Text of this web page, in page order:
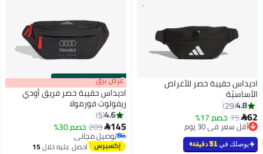
اديداس حقيبة خصر للأغراض
الأساسيّة
4.8
29
62
75 خصم 17%
أقل سعر في 30 يوم
أقل سعر في 30 يوم
يوصلك في 51 دقيقة
00m:00s
·باقي 100% عرض برق
اديداس حقيبة خصر فريق أودي
ريفولوت فورمولا
4.6
5
145
209 خصم 30%
توصيل مجاني
توصيل مجانياحصل عليه خلال15